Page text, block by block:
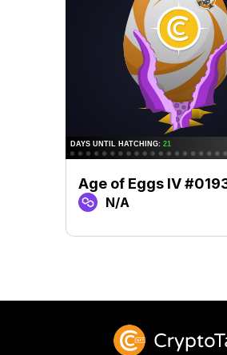
Age of Eggs IV
N/A